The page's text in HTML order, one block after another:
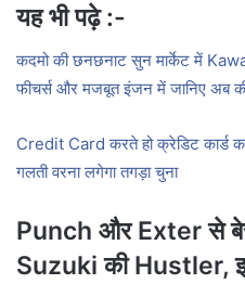
यह भी पढ़े :-
कदमो की छनछनाट सुन मार्केट में
फीचर्स और मजबूत इंजन में जानिए अब
Credit Card करते हो क्रेडिट कार्ड
गलती वरना लगेगा तगड़ा चुना
Punch और Exter से
Suzuki की Hustler,